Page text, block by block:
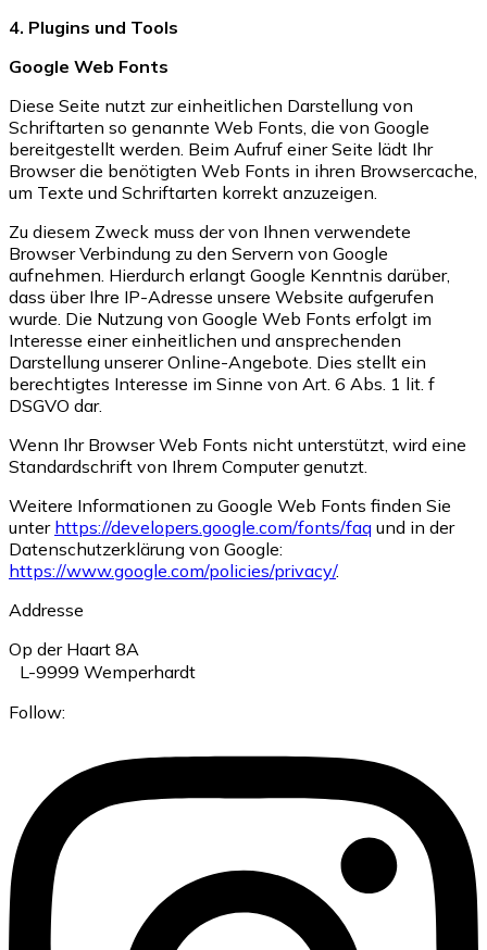
4. Plugins und Tools
Google Web Fonts
Diese Seite nutzt zur einheitlichen Darstellung von
Schriftarten so genannte Web Fonts, die von Google
bereitgestellt werden. Beim Aufruf einer Seite lädt Ihr
Browser die benötigten Web Fonts in ihren Browsercache,
um Texte und Schriftarten korrekt anzuzeigen.
Zu diesem Zweck muss der von Ihnen verwendete
Browser Verbindung zu den Servern von Google
aufnehmen. Hierdurch erlangt Google Kenntnis darüber,
dass über Ihre IP-Adresse unsere Website aufgerufen
wurde. Die Nutzung von Google Web Fonts erfolgt im
Interesse einer einheitlichen und ansprechenden
Darstellung unserer Online-Angebote. Dies stellt ein
berechtigtes Interesse im Sinne von Art. 6 Abs. 1 lit. f
DSGVO dar.
Wenn Ihr Browser Web Fonts nicht unterstützt, wird eine
Standardschrift von Ihrem Computer genutzt.
Weitere Informationen zu Google Web Fonts finden Sie
unter https://developers.google.com/fonts/faq und in der
Datenschutzerklärung von Google:
https://www.google.com/policies/privacy/.
Addresse
Op der Haart 8A
L-9999 Wemperhardt
Follow: